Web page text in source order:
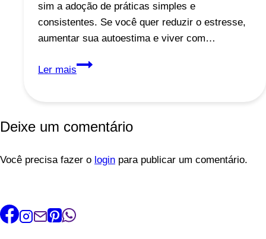
sim a adoção de práticas simples e
consistentes. Se você quer reduzir o estresse,
aumentar sua autoestima e viver com…
Ler mais
Pequenos
a
sua
Deixe um comentário
Você precisa fazer o login para publicar um comentário.